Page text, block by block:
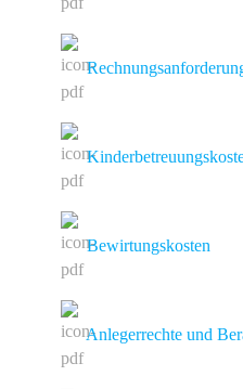
Bewirtungskosten
Anlegerrechte und